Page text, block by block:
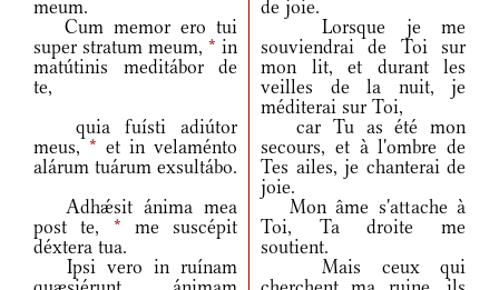
meum.
de joie.
Cum memor ero tui
super stratum meum, * in
matútinis meditábor de
te,
Lorsque je me
souviendrai de Toi sur
mon lit, et durant les
veilles de la nuit, je
méditerai sur Toi,
quia fuísti adiútor
meus, * et in velaménto
alárum tuárum exsultábo.
car Tu as été mon
secours, et à l'ombre de
Tes ailes, je chanterai de
joie.
Adhǽsit ánima mea
post te, * me suscépit
déxtera tua.
Mon âme s'attache à
Toi, Ta droite me
soutient.
Ipsi vero in ruínam
Mais ceux qui